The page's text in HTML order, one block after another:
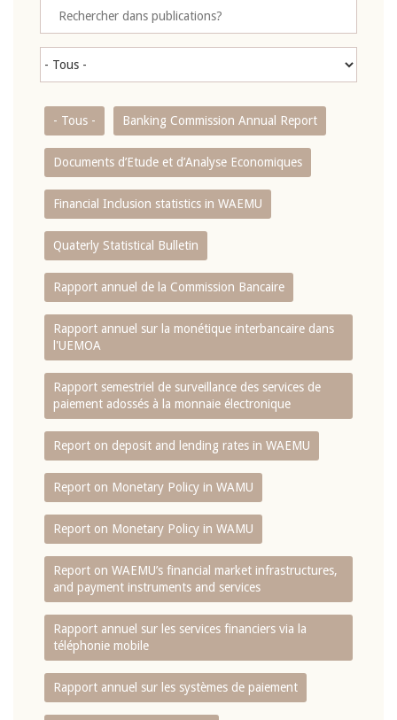
- Tous - Banking Commission Annual Report
Documents d’Etude et d’Analyse Economiques
Financial Inclusion statistics in WAEMU
Quaterly Statistical Bulletin
Rapport annuel de la Commission Bancaire
Rapport annuel sur la monétique interbancaire dans
l'UEMOA
Rapport semestriel de surveillance des services de
paiement adossés à la monnaie électronique
Report on deposit and lending rates in WAEMU
Report on Monetary Policy in WAMU
Report on Monetary Policy in WAMU
Report on WAEMU’s financial market infrastructures,
and payment instruments and services
Rapport annuel sur les services financiers via la
téléphonie mobile
Rapport annuel sur les systèmes de paiement